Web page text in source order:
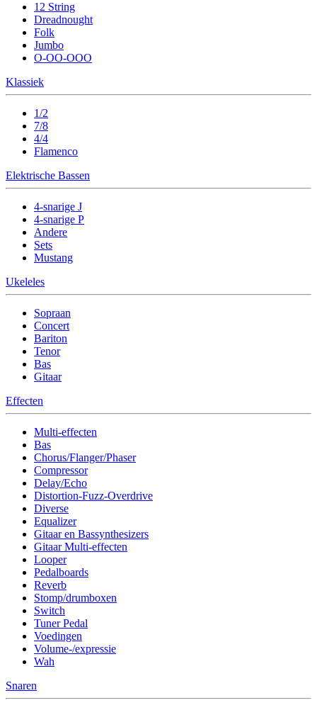
12 String
Dreadnought
Folk
Jumbo
O-OO-OOO
Klassiek
1/2
7/8
4/4
Flamenco
Elektrische Bassen
4-snarige J
4-snarige P
Andere
Sets
Mustang
Ukeleles
Sopraan
Concert
Bariton
Tenor
Bas
Gitaar
Effecten
Multi-effecten
Bas
Chorus/Flanger/Phaser
Compressor
Delay/Echo
Distortion-Fuzz-Overdrive
Diverse
Equalizer
Gitaar en Bassynthesizers
Gitaar Multi-effecten
Looper
Pedalboards
Reverb
Stomp/drumboxen
Switch
Tuner Pedal
Voedingen
Volume-/expressie
Wah
Snaren